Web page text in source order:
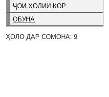
ҶОИ ХОЛИИ КОР
ОБУНА
ҲОЛО ДАР СОМОНА: 9